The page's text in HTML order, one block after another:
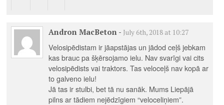
Andron MacBeton - July 6th, 2018 at 10:27
Velosipēdistam ir jāapstājas un jādod ceļš jebkam
kas brauc pa šķērsojamo ielu. Nav svarīgi vai cits
velosipēdists vai traktors. Tas veloceļš nav kopā ar
to galveno ielu!
Jā tas ir stulbi, bet tā nu sanāk. Mums Liepājā
pilns ar tādiem nejēdzīgiem “veloceliņiem”.